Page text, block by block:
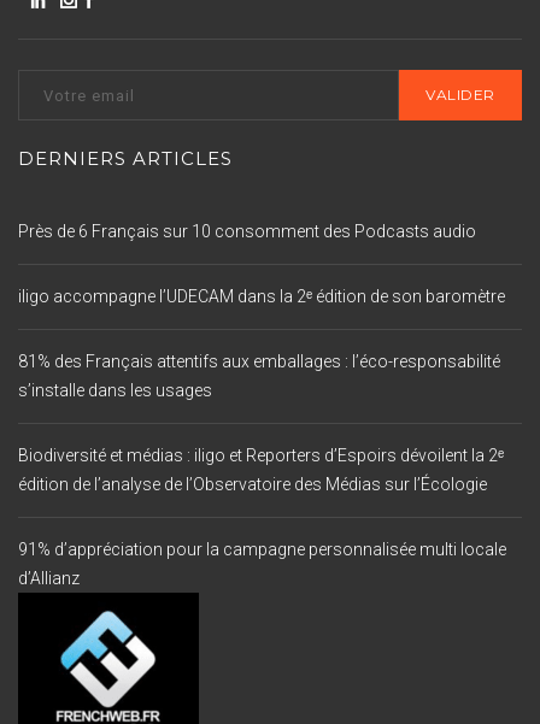
DERNIERS ARTICLES
Près de 6 Français sur 10 consomment des Podcasts audio
iligo accompagne l’UDECAM dans la 2ᵉ édition de son baromètre
81% des Français attentifs aux emballages : l’éco-responsabilité
s’installe dans les usages
Biodiversité et médias : iligo et Reporters d’Espoirs dévoilent la 2ᵉ
édition de l’analyse de l’Observatoire des Médias sur l’Écologie
91% d’appréciation pour la campagne personnalisée multi locale
d’Allianz